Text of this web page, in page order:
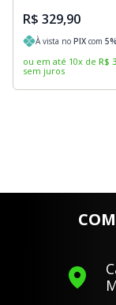
R$ 329,90
À vista no PIX com 5
ou em até 10x de R$
sem juros